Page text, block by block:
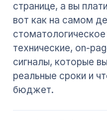
странице, а вы
вот как на самом
технические, on-
сигналы, которые
реальные сроки и
бюджет.